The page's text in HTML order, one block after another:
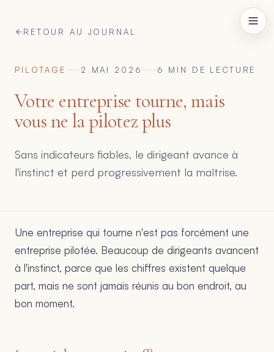
RETOUR AU JOURNAL
PILOTAGE 2 MAI 2026 6 MIN DE LECTURE
Votre entreprise tourne, mais
vous ne la pilotez plus
Sans indicateurs fiables, le dirigeant avance à
l'instinct et perd progressivement la maîtrise.
Une entreprise qui tourne n'est pas forcément une
entreprise pilotée. Beaucoup de dirigeants avancent
à l'instinct, parce que les chiffres existent quelque
part, mais ne sont jamais réunis au bon endroit, au
bon moment.